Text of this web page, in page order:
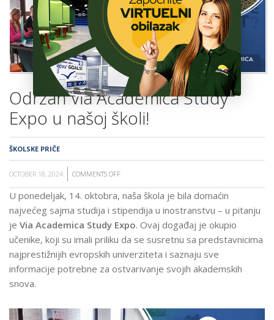
Održan Via Academica Study
Expo u našoj školi!
ŠKOLSKE PRIČE
OCTOBER 18, 2024 COMMENTS OFF
ODRŽAN
ACADEMICA
STUDY
U ponedeljak, 14. oktobra, naša škola je bila domaćin
najvećeg sajma studija i stipendija u inostranstvu – u pitanju
je Via Academica Study Expo. Ovaj događaj je okupio
učenike, koji su imali priliku da se susretnu sa predstavnicima
najprestižnijih evropskih univerziteta i saznaju sve
informacije potrebne za ostvarivanje svojih akademskih
snova.